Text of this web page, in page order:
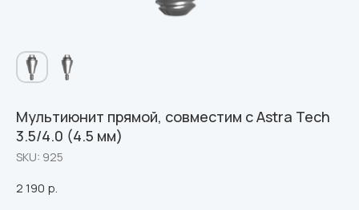
Мультиюнит прямой, совместим с Astra Tech
3.5/4.0 (4.5 мм)
SKU: 925
2 190 р.